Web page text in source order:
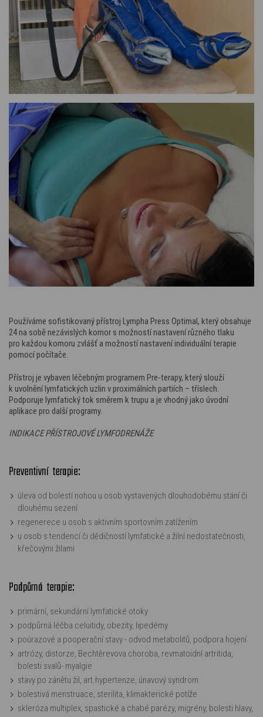
Používáme sofistikovaný přístroj Lympha Press Optimal, který obsahuje
24 na sobě nezávislých komor s možností nastavení různého tlaku
pro každou komoru zvlášť a možností nastavení individuální terapie
pomocí počítače.
Přístroj je vybaven léčebným programem Pre-terapy, který slouží
k uvolnění lymfatických uzlin v proximálních partiích – tříslech.
Podporuje lymfatický tok směrem k trupu a je vhodný jako úvodní
aplikace pro další programy.
INDIKACE PŘÍSTROJOVÉ LYMFODRENÁŽE
Preventivní terapie:
úleva od bolestí nohou u osob vystavených dlouhodobému stání či
dlouhému sezení
regenerece u osob s aktivním sportovním zatížením
u osob s tendencí či dědičností lymfatické a žilní nedostatečnosti,
křečovými žilami
Podpůrná terapie:
primární, sekundární lymfatické otoky
podpůrná léčba celuitidy, obezity, lipedémy
poúrazové a pooperační stavy - odvod metabolitů, podpora hojení
artrózy, distorze, Bechtěrevova choroba, revmatoidní artritida,
bolesti svalů- myalgie
stavy po zánětu žil, art.hypertenze, únavový syndrom
bolestivá menstruace, sterilita, klimakterické potíže
skleróza multiplex, spastické a chabé parézy, migrény, bolesti hlavy,